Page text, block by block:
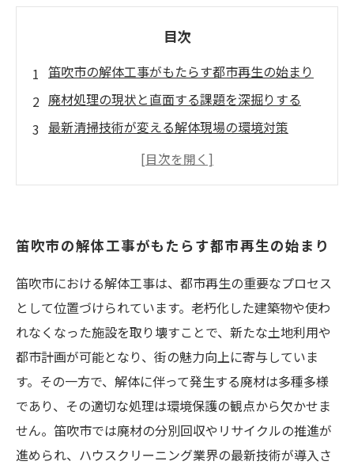
目次
笛吹市の解体工事がもたらす都市再生の始まり
廃材処理の現状と直面する課題を深掘りする
最新清掃技術が変える解体現場の環境対策
リサイクルと再利用で築く持続可能な笛吹市の
笛吹市の解体工事で知っておきたい廃材処理の
基礎知識
ハウスクリーニング業界が切り拓く解体現場の
環境改善技術
笛吹市の解体工事がもたらす都市再生の始まり
笛吹市における解体工事は、都市再生の重要なプロセス
として位置づけられています。老朽化した建築物や使わ
れなくなった施設を取り壊すことで、新たな土地利用や
都市計画が可能となり、街の魅力向上に寄与していま
す。その一方で、解体に伴って発生する廃材は多種多様
であり、その適切な処理は環境保護の観点から欠かせま
せん。笛吹市では廃材の分別回収やリサイクルの推進が
進められ、ハウスクリーニング業界の最新技術が導入さ